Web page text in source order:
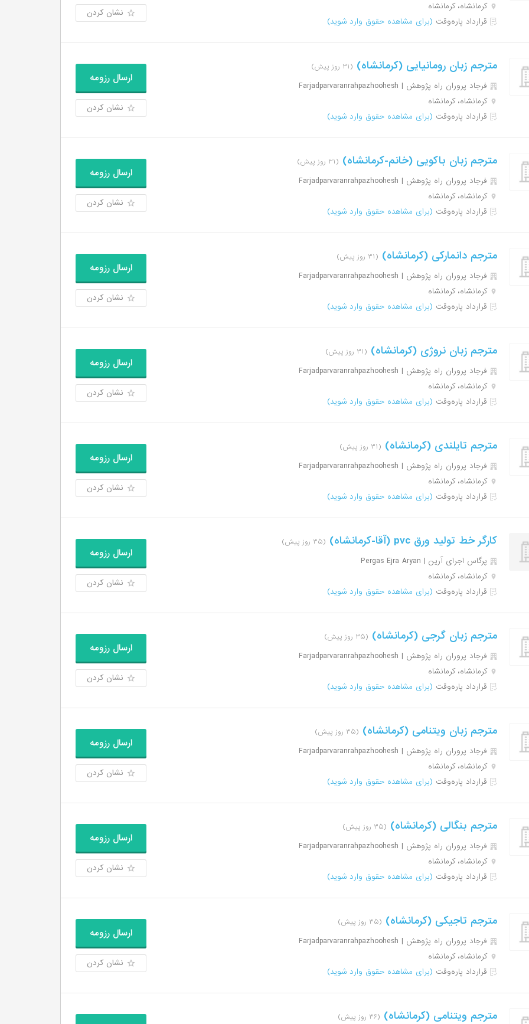
کرمانشاه، کرمانشاه
قرارداد پاره‌وقت (برای مشاهده حقوق وارد شوید)
نشان کردن
مترجم زبان رومانیایی (کرمانشاه) (۳۱ روز پیش)
فرجاد پروران راه پژوهش | Farjadparvaranrahpazhoohesh
کرمانشاه، کرمانشاه
قرارداد پاره‌وقت (برای مشاهده حقوق وارد شوید)
ارسال رزومه
نشان کردن
مترجم زبان باکویی (خانم-کرمانشاه) (۳۱ روز پیش)
فرجاد پروران راه پژوهش | Farjadparvaranrahpazhoohesh
کرمانشاه، کرمانشاه
قرارداد پاره‌وقت (برای مشاهده حقوق وارد شوید)
ارسال رزومه
نشان کردن
مترجم دانمارکی (کرمانشاه) (۳۱ روز پیش)
فرجاد پروران راه پژوهش | Farjadparvaranrahpazhoohesh
کرمانشاه، کرمانشاه
قرارداد پاره‌وقت (برای مشاهده حقوق وارد شوید)
ارسال رزومه
نشان کردن
مترجم زبان نروژی (کرمانشاه) (۳۱ روز پیش)
فرجاد پروران راه پژوهش | Farjadparvaranrahpazhoohesh
کرمانشاه، کرمانشاه
قرارداد پاره‌وقت (برای مشاهده حقوق وارد شوید)
ارسال رزومه
نشان کردن
مترجم تایلندی (کرمانشاه) (۳۱ روز پیش)
فرجاد پروران راه پژوهش | Farjadparvaranrahpazhoohesh
کرمانشاه، کرمانشاه
قرارداد پاره‌وقت (برای مشاهده حقوق وارد شوید)
ارسال رزومه
نشان کردن
کارگر خط تولید ورق pvc (آقا-کرمانشاه) (۳۵ روز پیش)
پرگاس اجرای آرین | Pergas Ejra Aryan
کرمانشاه، کرمانشاه
قرارداد پاره‌وقت (برای مشاهده حقوق وارد شوید)
ارسال رزومه
نشان کردن
مترجم زبان گرجی (کرمانشاه) (۳۵ روز پیش)
فرجاد پروران راه پژوهش | Farjadparvaranrahpazhoohesh
کرمانشاه، کرمانشاه
قرارداد پاره‌وقت (برای مشاهده حقوق وارد شوید)
ارسال رزومه
نشان کردن
مترجم زبان ویتنامی (کرمانشاه) (۳۵ روز پیش)
فرجاد پروران راه پژوهش | Farjadparvaranrahpazhoohesh
کرمانشاه، کرمانشاه
قرارداد پاره‌وقت (برای مشاهده حقوق وارد شوید)
ارسال رزومه
نشان کردن
مترجم بنگالی (کرمانشاه) (۳۵ روز پیش)
فرجاد پروران راه پژوهش | Farjadparvaranrahpazhoohesh
کرمانشاه، کرمانشاه
قرارداد پاره‌وقت (برای مشاهده حقوق وارد شوید)
ارسال رزومه
نشان کردن
مترجم تاجیکی (کرمانشاه) (۳۵ روز پیش)
فرجاد پروران راه پژوهش | Farjadparvaranrahpazhoohesh
کرمانشاه، کرمانشاه
قرارداد پاره‌وقت (برای مشاهده حقوق وارد شوید)
ارسال رزومه
نشان کردن
مترجم ویتنامی (کرمانشاه) (۳۶ روز پیش)